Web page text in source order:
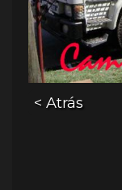
< Atrás